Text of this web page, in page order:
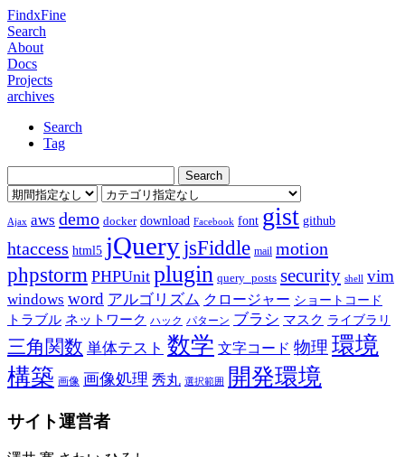
FindxFine
Search
About
Docs
Projects
archives
Search
Tag
Ajax aws demo docker download Facebook font gist github
htaccess html5 jQuery jsFiddle mail motion
phpstorm PHPUnit plugin query_posts security shell vim
windows word アルゴリズム クロージャー ショートコード
トラブル ネットワーク ハック パターン ブラシ マスク ライブラリ
三角関数 単体テスト 数学 文字コード 物理 環境
構築 画像 画像処理 秀丸 選択範囲 開発環境
サイト運営者